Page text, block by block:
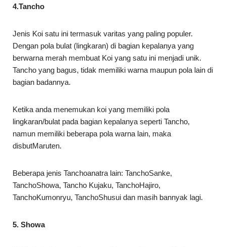
4.Tancho
Jenis Koi satu ini termasuk varitas yang paling populer.
Dengan pola bulat (lingkaran) di bagian kepalanya yang
berwarna merah membuat Koi yang satu ini menjadi unik.
Tancho yang bagus, tidak memiliki warna maupun pola lain di
bagian badannya.
Ketika anda menemukan koi yang memiliki pola
lingkaran/bulat pada bagian kepalanya seperti Tancho,
namun memiliki beberapa pola warna lain, maka
disbutMaruten.
Beberapa jenis Tanchoanatra lain: TanchoSanke,
TanchoShowa, Tancho Kujaku, TanchoHajiro,
TanchoKumonryu, TanchoShusui dan masih bannyak lagi.
5. Showa